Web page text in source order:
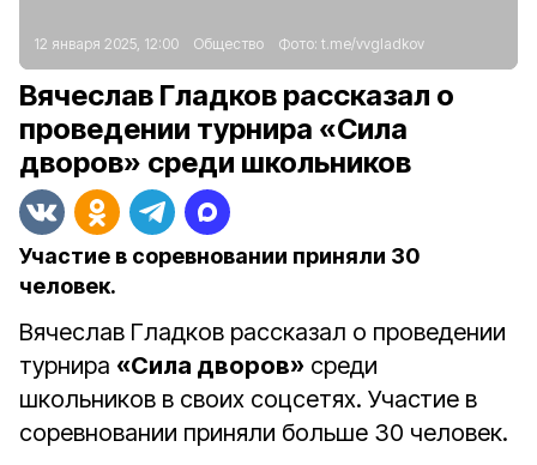
12 января 2025, 12:00 Общество Фото: t.me/vvgladkov
Вячеслав Гладков рассказал о
проведении турнира «Сила
дворов» среди школьников
Участие в соревновании приняли 30
человек.
Вячеслав Гладков рассказал о проведении
турнира «Сила дворов» среди
школьников в своих соцсетях. Участие в
соревновании приняли больше 30 человек.